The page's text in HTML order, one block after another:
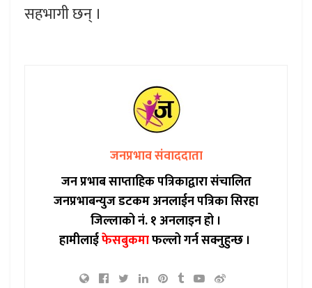
सहभागी छन् ।
जनप्रभाव संवाददाता
जन प्रभाब साप्ताहिक पत्रिकाद्वारा संचालित
जनप्रभाबन्युज डटकम अनलाईन पत्रिका सिरहा
जिल्लाको नं. १ अनलाइन हो ।
हामीलाईफेसबुकमाफल्लो गर्न सक्नुहुन्छ ।